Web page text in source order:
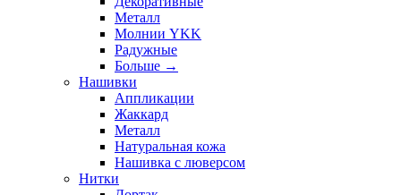
Металл
Молнии YKK
Радужные
Больше →
Нашивки
Аппликации
Жаккард
Металл
Натуральная кожа
Нашивка с люверсом
Нитки